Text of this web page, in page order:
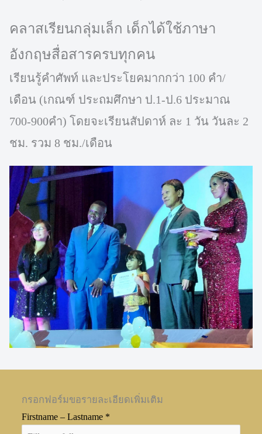
คลาสเรียนกลุ่มเล็ก เด็กได้ใช้ภาษา
อังกฤษสื่อสารครบทุกคน
เรียนรู้คำศัพท์​ และประโยค​มากกว่า 100 คำ/
เดือน​ (เกณฑ์​ ประถมศึกษา​ ป.1-ป.6 ประมาณ​
700-900คำ) โดยจะเรียนสัปดาห์​ ละ​ 1 วัน วันละ 2
ชม.​ รวม​ 8​ ชม./เดือน​
กรอกฟอร์มขอรายละเอียดเพิ่มเติม
Firstname – Lastname *